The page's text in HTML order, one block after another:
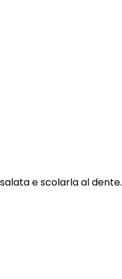
e scolarla al dente.